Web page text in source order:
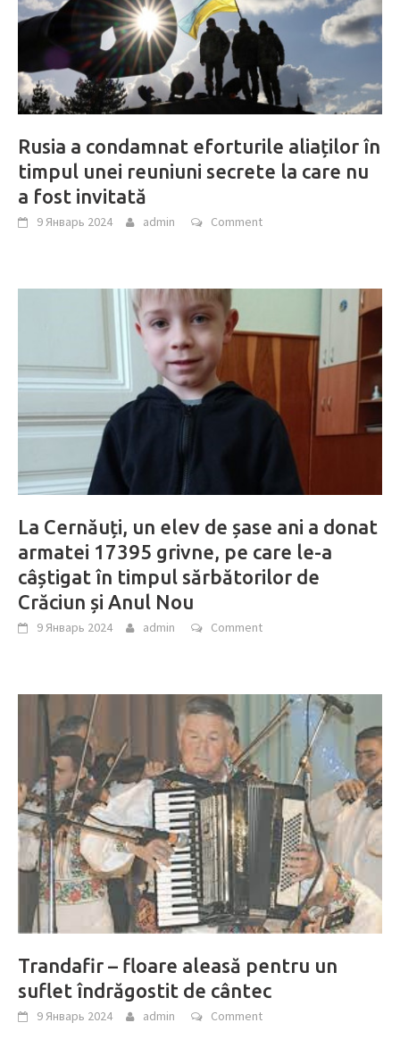
Rusia a condamnat eforturile aliaților în
timpul unei reuniuni secrete la care nu
a fost invitată
9 Январь 2024 admin Comment
La Cernăuți, un elev de șase ani a donat
armatei 17395 grivne, pe care le-a
câștigat în timpul sărbătorilor de
Crăciun și Anul Nou
9 Январь 2024 admin Comment
Trandafir – floare aleasă pentru un
suflet îndrăgostit de cântec
9 Январь 2024 admin Comment